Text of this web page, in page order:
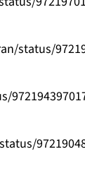
status/